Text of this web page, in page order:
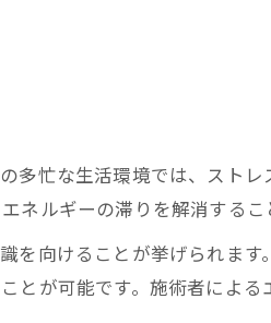
常変化
は
め
介
の魅力
忙な生活環境では、ストレ
ルギーの滞りを解消するこ
を向けることが挙げられます
とが可能です。施術者による